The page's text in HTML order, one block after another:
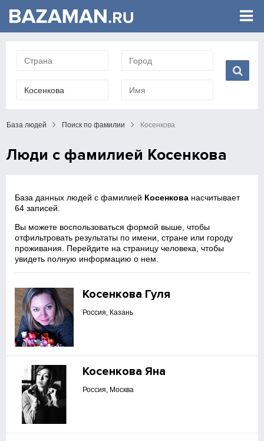
База людей Поиск по фамилии Косенкова
Люди с фамилией Косенкова
База данных людей с фамилией Косенкова насчитывает
64 записей.
Вы можете воспользоваться формой выше, чтобы
отфильтровать результаты по имени, стране или городу
проживания. Перейдите на страницу человека, чтобы
увидеть полную информацию о нем.
Косенкова Гуля
Россия, Казань
Косенкова Яна
Россия, Москва